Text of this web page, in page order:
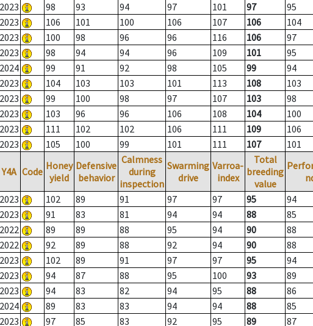
2023 98 93 94 97 101 97
95
2023 106 101 100 106 107 106
104
2023 100 98 96 96 116 106
97
2023 98 94 94 96 109 101
95
2024 99 91 92 98 105 99
94
2023 104 103 103 101 113 108
103
2023 99 100 98 97 107 103
98
2023 103 96 96 106 108 104
100
2023 111 102 102 106 111 109
106
2023 105 100 99 101 111 107 101
Y4A Code Honey
yield
Defensive
behavior
Calmness
during
inspection
Swarming
drive
Varroa-
index
Total
breeding
value
2023 102 89 91 97 97 95
94
2023 91 83 81 94 94 88
85
2022 89 89 88 95 94 90
88
2022 92 89 88 92 94 90
88
2023 102 89 91 97 97 95
94
2023 94 87 88 95 100 93
89
2023 94 83 82 94 95 88
86
2024 89 83 83 94 94 88
85
2023 97 85 83 92 95 89 87